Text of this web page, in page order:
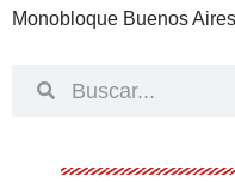
Monobloque Buenos